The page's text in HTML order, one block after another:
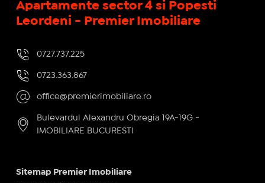
Apartamente sector 4 si Popesti
Leordeni - Premier Imobiliare
0727.737.225
0723.363.867
office@premierimobiliare.ro
Bulevardul Alexandru Obregia 19A-19G -
IMOBILIARE BUCURESTI
Sitemap Premier Imobiliare